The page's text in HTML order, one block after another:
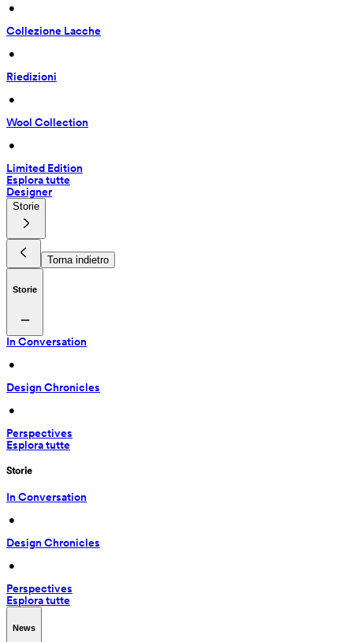
•
Collezione Lacche
•
Riedizioni
•
Wool Collection
•
Limited Edition
Esplora tutte
Designer
Storie
Torna indietro
Storie
In Conversation
•
Design Chronicles
•
Perspectives
Esplora tutte
Storie
In Conversation
•
Design Chronicles
•
Perspectives
Esplora tutte
News